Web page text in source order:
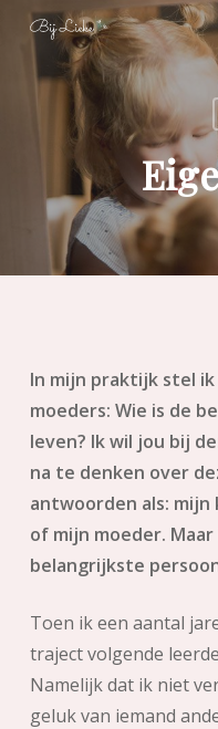
Skip
main
In mijn praktijk stel ik
moeders: Wie is de
leven? Ik wil jou bij
na te denken over
antwoorden als:
of mijn moeder.
belangrijkste
Toen ik een aantal
traject volgende
Namelijk dat ik niet
geluk van iemand